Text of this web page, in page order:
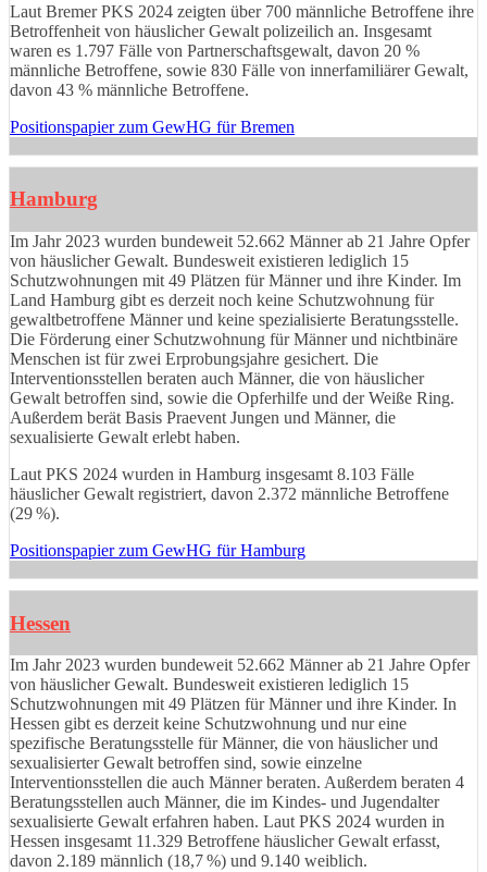
Laut Bremer PKS 2024 zeigten über 700 männliche Betroffene ihre
Betroffenheit von häuslicher Gewalt polizeilich an. Insgesamt
waren es 1.797 Fälle von Partnerschaftsgewalt, davon 20 %
männliche Betroffene, sowie 830 Fälle von innerfamiliärer Gewalt,
davon 43 % männliche Betroffene.
Positionspapier zum GewHG für Bremen
Hamburg
Im Jahr 2023 wurden bundeweit 52.662 Männer ab 21 Jahre Opfer
von häuslicher Gewalt. Bundesweit existieren lediglich 15
Schutzwohnungen mit 49 Plätzen für Männer und ihre Kinder. Im
Land Hamburg gibt es derzeit noch keine Schutzwohnung für
gewaltbetroffene Männer und keine spezialisierte Beratungsstelle.
Die Förderung einer Schutzwohnung für Männer und nichtbinäre
Menschen ist für zwei Erprobungsjahre gesichert. Die
Interventionsstellen beraten auch Männer, die von häuslicher
Gewalt betroffen sind, sowie die Opferhilfe und der Weiße Ring.
Außerdem berät Basis Praevent Jungen und Männer, die
sexualisierte Gewalt erlebt haben.
Laut PKS 2024 wurden in Hamburg insgesamt 8.103 Fälle
häuslicher Gewalt registriert, davon 2.372 männliche Betroffene
(29 %).
Positionspapier zum GewHG für Hamburg
Hessen
Im Jahr 2023 wurden bundeweit 52.662 Männer ab 21 Jahre Opfer
von häuslicher Gewalt. Bundesweit existieren lediglich 15
Schutzwohnungen mit 49 Plätzen für Männer und ihre Kinder. In
Hessen gibt es derzeit keine Schutzwohnung und nur eine
spezifische Beratungsstelle für Männer, die von häuslicher und
sexualisierter Gewalt betroffen sind, sowie einzelne
Interventionsstellen die auch Männer beraten. Außerdem beraten 4
Beratungsstellen auch Männer, die im Kindes- und Jugendalter
sexualisierte Gewalt erfahren haben. Laut PKS 2024 wurden in
Hessen insgesamt 11.329 Betroffene häuslicher Gewalt erfasst,
davon 2.189 männlich (18,7 %) und 9.140 weiblich.